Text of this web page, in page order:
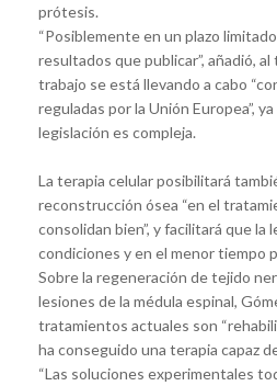
prótesis.
“Posiblemente en un plazo
resultados que publicar”, añadió,
trabajo se está llevando a cabo
reguladas por la Unión Europea”,
legislación es compleja.
La terapia celular posibilitará
reconstrucción ósea “en el
consolidan bien”, y facilitará que la
condiciones y en el menor tiempo
Sobre la regeneración de tejido
lesiones de la médula espinal,
tratamientos actuales son
ha conseguido una terapia capaz
“Las soluciones experimentales